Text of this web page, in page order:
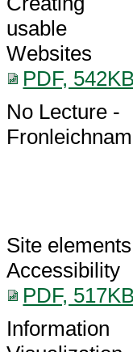
usable
Websites
PDF,
No Lecture -
Fronleichnam
Site
Accessibility
PDF,
Information